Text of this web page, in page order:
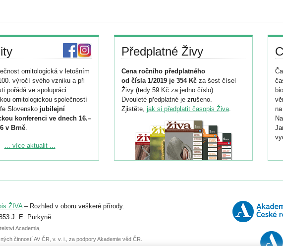
ornitologická v letošním
výročí svého vzniku a při
pořádá ve spolupráci
ornitologickou společností
Slovensko jubilejní
konferenci ve dnech 16.–
v Brně.
informace ke konferenci
se můžete do 6. září.
přednášky nebo
30. června.
... více aktualit ...
Předplatné Živy
Cena ročního předplatného
od čísla 1/2019 je 354 Kč za šest čísel
Živy (tedy 59 Kč za jedno číslo).
Dvouleté předplatné je zrušeno.
Zjistěte, jak si předplatit časopis Živa.
ŽIVA– Rozhled v oboru veškeré přírody.
J. E. Purkyně.
Academia,
činností AV ČR, v. v. i., za podpory Akademie věd ČR.